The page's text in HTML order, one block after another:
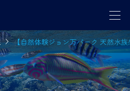
【自然体験ジョン万パーク 天然水族